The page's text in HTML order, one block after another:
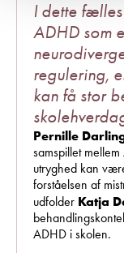
I dette
ADHD som
regulering,
kan få stor
Pernille
samspillet
utryghed kan
forståelsen af
udfolder Katja
ADHD i skolen.